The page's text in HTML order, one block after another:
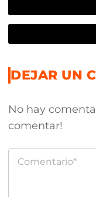
DEJAR UN
No hay
comentar!